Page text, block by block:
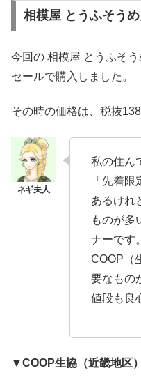
相模屋 とうふそう
今回の 相模屋 とうふそ
セールで購入しました。
その時の価格は、税抜
私の住ん
「先着
あるけれ
ものが多
ナーです。
COOP（
要なもの
値段も良
▼COOP生協（近畿地区